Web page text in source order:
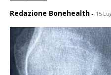
Redazione Bonehealth - 15